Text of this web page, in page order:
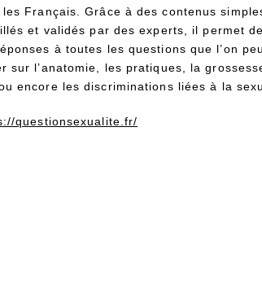
Français. Grâce à des contenus
et validés par des experts, il permet
à toutes les questions que l’on
sur l’anatomie, les pratiques, la
encore les discriminations liées à la
questionsexualite.fr/